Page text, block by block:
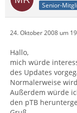
Senior-
24. Oktober 2008 um
Hallo,
mich würde
des Updates
Normalerweise
Außerdem würde
den pTB